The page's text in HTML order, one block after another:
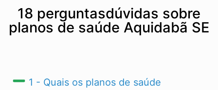
18 perguntasdúvidas sobre
planos de saúde Aquidabã SE
1 - Quais os planos de saúde